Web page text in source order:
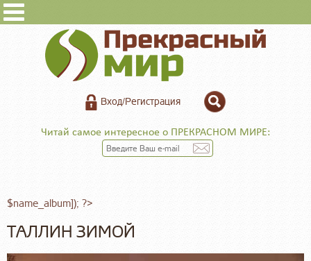
Вход/Регистрация
Читай самое интересное о ПРЕКРАСНОМ МИРЕ:
$name_album]); ?>
ТАЛЛИН ЗИМОЙ